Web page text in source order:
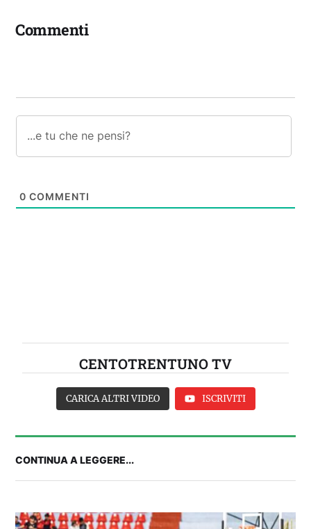
Commenti
0 COMMENTI
CENTOTRENTUNO TV
CARICA ALTRI VIDEO ISCRIVITI
CONTINUA A LEGGERE...